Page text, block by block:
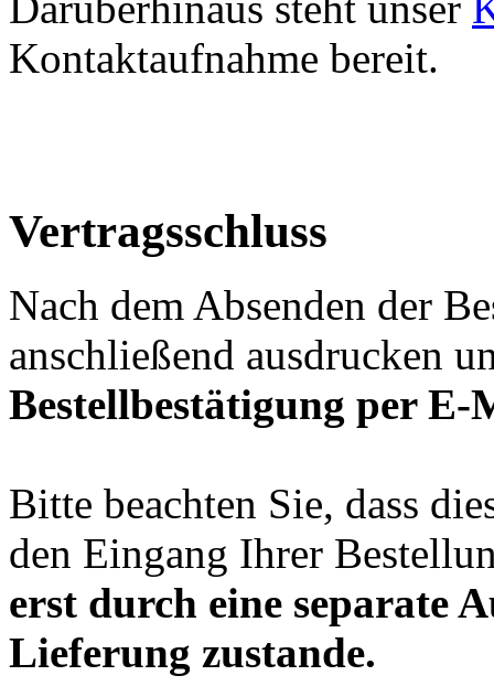
Kontaktaufnahme bereit.
Vertragsschluss
Nach dem Absenden der
anschließend ausdrucken
Bestellbestätigung per E-
Bitte beachten Sie, dass
den Eingang Ihrer
erst durch eine separate
Lieferung zustande.